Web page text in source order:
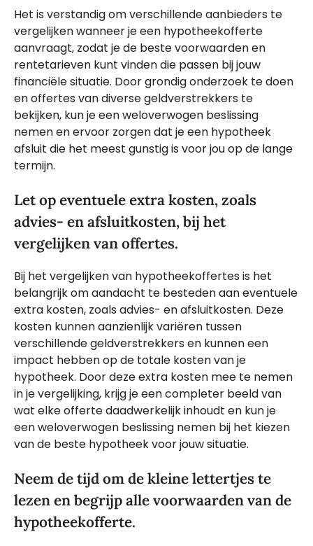
Het is verstandig om verschillende aanbieders te
vergelijken wanneer je een hypotheekofferte
aanvraagt, zodat je de beste voorwaarden en
rentetarieven kunt vinden die passen bij jouw
financiële situatie. Door grondig onderzoek te doen
en offertes van diverse geldverstrekkers te
bekijken, kun je een weloverwogen beslissing
nemen en ervoor zorgen dat je een hypotheek
afsluit die het meest gunstig is voor jou op de lange
termijn.
Let op eventuele extra kosten, zoals
advies- en afsluitkosten, bij het
vergelijken van offertes.
Bij het vergelijken van hypotheekoffertes is het
belangrijk om aandacht te besteden aan eventuele
extra kosten, zoals advies- en afsluitkosten. Deze
kosten kunnen aanzienlijk variëren tussen
verschillende geldverstrekkers en kunnen een
impact hebben op de totale kosten van je
hypotheek. Door deze extra kosten mee te nemen
in je vergelijking, krijg je een completer beeld van
wat elke offerte daadwerkelijk inhoudt en kun je
een weloverwogen beslissing nemen bij het kiezen
van de beste hypotheek voor jouw situatie.
Neem de tijd om de kleine lettertjes te
lezen en begrijp alle voorwaarden van de
hypotheekofferte.